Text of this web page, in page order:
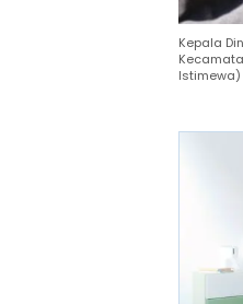
Kepala
Istimewa)